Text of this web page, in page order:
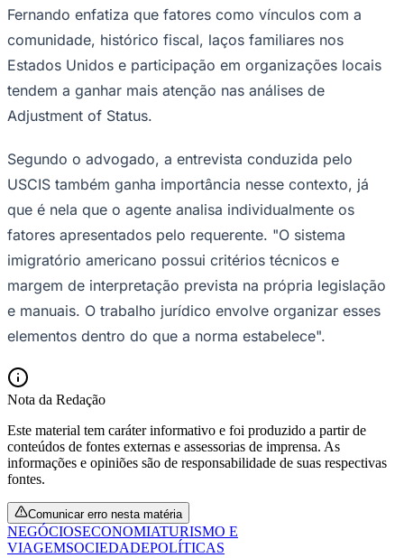
Vasco
Fernando enfatiza que fatores como vínculos com a
comunidade, histórico fiscal, laços familiares nos
Estados Unidos e participação em organizações locais
tendem a ganhar mais atenção nas análises de
Adjustment of Status.
Segundo o advogado, a entrevista conduzida pelo
USCIS também ganha importância nesse contexto, já
que é nela que o agente analisa individualmente os
fatores apresentados pelo requerente. "O sistema
imigratório americano possui critérios técnicos e
margem de interpretação prevista na própria legislação
e manuais. O trabalho jurídico envolve organizar esses
elementos dentro do que a norma estabelece".
Nota da Redação
Este material tem caráter informativo e foi produzido a partir de
conteúdos de fontes externas e assessorias de imprensa. As
informações e opiniões são de responsabilidade de suas respectivas
fontes.
Comunicar erro nesta matéria
NEGÓCIOSECONOMIATURISMO E
VIAGEMSOCIEDADEPOLÍTICAS